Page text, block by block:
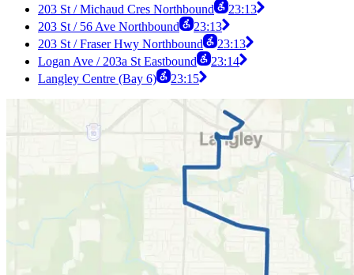
203 St / Michaud Cres Northbound
23:13
203 St / 56 Ave Northbound
23:13
203 St / Fraser Hwy Northbound
23:13
Logan Ave / 203a St Eastbound
23:14
Langley Centre (Bay 6)
23:15